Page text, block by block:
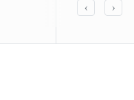
Aktiviteter
‹ ›